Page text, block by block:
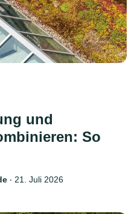
und
So
‧ 21. Juli 2026